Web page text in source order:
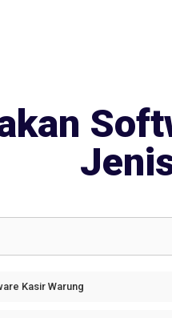
Kasir Warung